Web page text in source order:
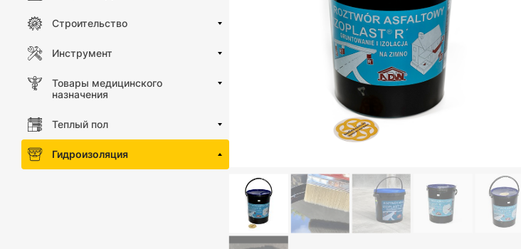
Строительство
Инструмент
Товары медицинского
назначения
Теплый пол
Гидроизоляция